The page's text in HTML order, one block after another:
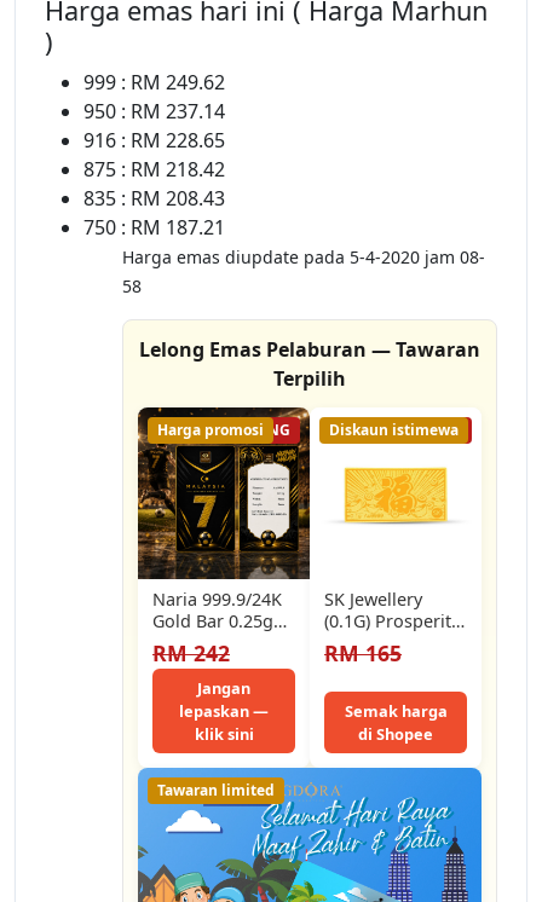
Harga emas hari ini ( Harga Marhun
)
999 : RM 249.62
950 : RM 237.14
916 : RM 228.65
875 : RM 218.42
835 : RM 208.43
750 : RM 187.21
Harga emas diupdate pada 5-4-2020 jam 08-
58
Lelong Emas Pelaburan — Tawaran
Terpilih
56% LELONG
Harga promosi
Naria 999.9/24K
Gold Bar 0.25gm
Harimau Malaya
Malaysia Design
Football Series
Gold…
RM 242
Jangan
lepaskan —
klik sini
43% LELONG
Diskaun istimewa
SK Jewellery
(0.1G) Prosperity
Ingots & Coins
999 Pure Gold
Bar
RM 165
Semak harga
di Shopee
Tawaran limited